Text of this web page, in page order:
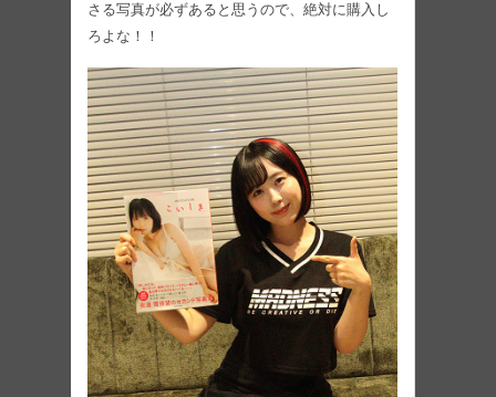
さる写真が必ずあると思うので、絶対に購入し
ろよな！！